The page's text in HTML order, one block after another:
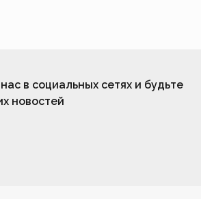
в социальных сетях и будьте
новостей